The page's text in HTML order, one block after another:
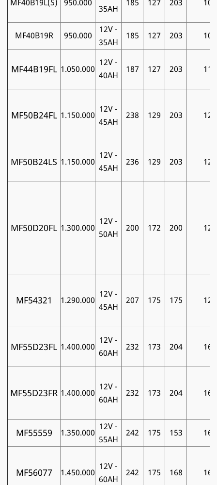
MF40B19L(S) 950.000
35AH
185 127 203 10
MF40B19R 950.000
12V -
35AH
185 127 203 10
MF44B19FL 1.050.000
12V -
40AH
187 127 203 11
MF50B24FL 1.150.000
12V -
45AH
238 129 203 12
MF50B24LS 1.150.000
12V -
45AH
236 129 203 12
MF50D20FL 1.300.000
12V -
50AH
200 172 200 12
MF54321 1.290.000
12V -
45AH
207 175 175 12
MF55D23FL 1.400.000
12V -
60AH
232 173 204 16
MF55D23FR 1.400.000
12V -
60AH
232 173 204 16
MF55559 1.350.000
12V -
55AH
242 175 153 16
MF56077 1.450.000
12V -
60AH
242 175 168 16